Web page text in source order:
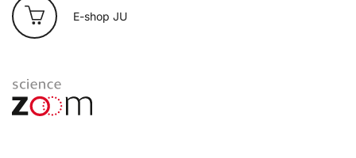
E-shop JU